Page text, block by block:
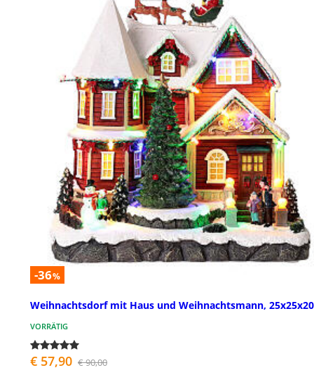
-36%
Weihnachtsdorf mit Haus und Weihnachtsmann,
VORRÄTIG
€ 57,90 € 90,00